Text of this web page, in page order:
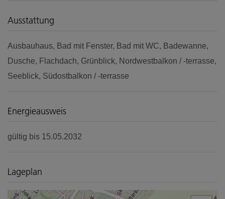
Ausstattung
Ausbauhaus Bad mit Fenster Bad mit WC
Badewanne
Dusche
Flachdach Grünblick Nordwestbalkon / -terrasse
Seeblick Südostbalkon / -terrasse
Energieausweis
gültig bis 15.05.2032
Lageplan